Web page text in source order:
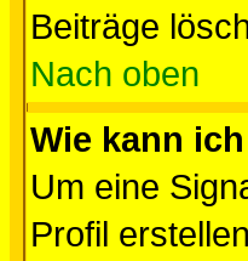
Beiträge
Nach oben
Wie kann
Um eine
Profil